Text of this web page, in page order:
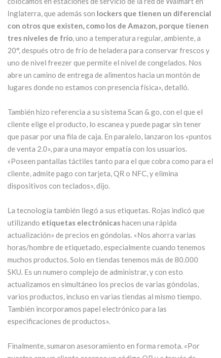
Inglaterra, que además son lockers que tienen un diferencial
con otros que existen, como los de Amazon, porque tienen
tres niveles de frío, uno a temperatura regular, ambiente, a
20°, después otro de frío de heladera para conservar frescos y
uno de nivel freezer que permite el nivel de congelados. Nos
abre un camino de entrega de alimentos hacia un montón de
lugares donde no estamos con presencia física», detalló.
También hizo referencia a su sistema Scan & go, con el que el
cliente elige el producto, lo escanea y puede pagar sin tener
que pasar por una fila de caja. En paralelo, lanzaron los «puntos
de venta 2.0», para una mayor empatía con los usuarios.
«Poseen pantallas táctiles tanto para el que cobra como para el
cliente, admite pago con tarjeta, QR o NFC, y elimina
dispositivos con teclados», dijo.
La tecnología también llegó a sus etiquetas. Rojas indicó que
utilizando etiquetas electrónicashacen una rápida
actualización» de precios en góndolas. «Nos ahorra varias
horas/hombre de etiquetado, especialmente cuando tenemos
muchos productos. Solo en tiendas tenemos más de 80.000
SKU. Es un numero complejo de administrar, y con esto
actualizamos en simultáneo los precios de varias góndolas,
varios productos, incluso en varias tiendas al mismo tiempo.
También incorporamos papel electrónico para las
especificaciones de productos».
Finalmente, sumaron asesoramiento en forma remota. «Por